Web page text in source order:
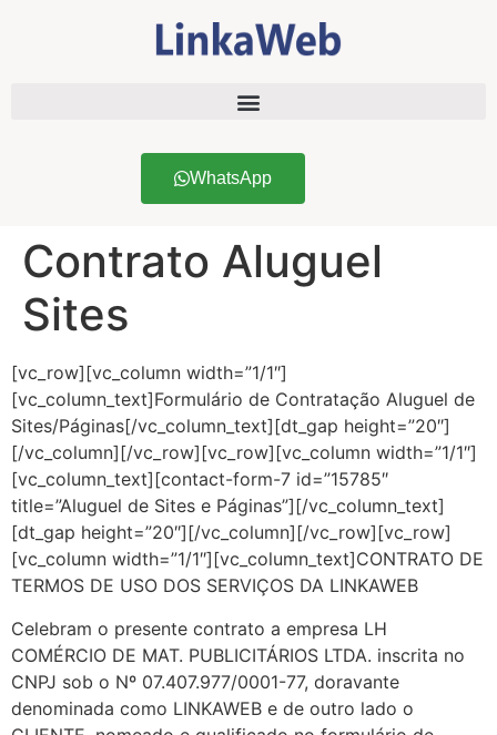
WhatsApp
Contrato Aluguel
Sites
[vc_row][vc_column width=”1/1″]
[vc_column_text]Formulário de Contratação Aluguel de
Sites/Páginas[/vc_column_text][dt_gap height=”20″]
[/vc_column][/vc_row][vc_row][vc_column width=”1/1″]
[vc_column_text][contact-form-7 id=”15785″
title=”Aluguel de Sites e Páginas”][/vc_column_text]
[dt_gap height=”20″][/vc_column][/vc_row][vc_row]
[vc_column width=”1/1″][vc_column_text]CONTRATO DE
TERMOS DE USO DOS SERVIÇOS DA LINKAWEB
Celebram o presente contrato a empresa LH
COMÉRCIO DE MAT. PUBLICITÁRIOS LTDA. inscrita no
CNPJ sob o Nº 07.407.977/0001-77, doravante
denominada como LINKAWEB e de outro lado o